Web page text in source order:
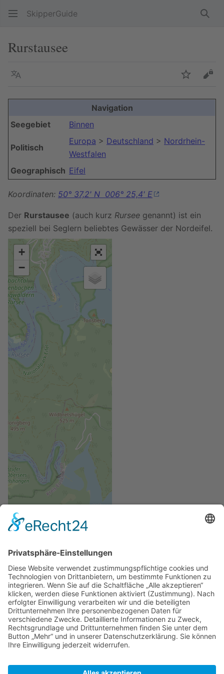
SkipperGuide
Rurstausee
Sprache
Navigation
Seegebiet
Binnen
Politisch
Europa > Deutschland > Nordrhein-
Westfalen
Geographisch Eifel
Koordinaten: 50° 37,2' N 006° 25,4' E
Der Rurstausee (auch kurz Rursee genannt) ist ein
speziell bei Seglern beliebtes Gewässer der Nordeifel.
+
−
Leaflet| ©OpenStreetMapcontributors,
Map data: ©OpenSeaMapcontributors
Zuletzt bearbeitet vor 4 MonatenvonPeter
Autoren:Argonaut,Axel,Kanalskipper,Migration,